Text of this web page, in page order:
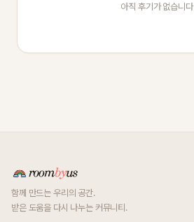
아직 후기가 없습니다
함께 만드는 우리의 공간.
받은 도움을 다시 나누는 커뮤니티.